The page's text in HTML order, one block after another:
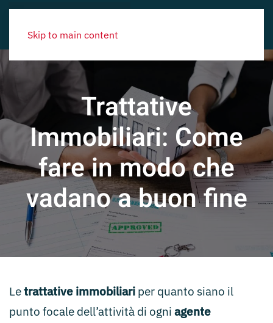
Skip to main content
Trattative
Immobiliari: Come
fare in modo che
vadano a buon fine
Letrattative immobiliari per quanto siano il
punto focale dell’attività di ogni agente